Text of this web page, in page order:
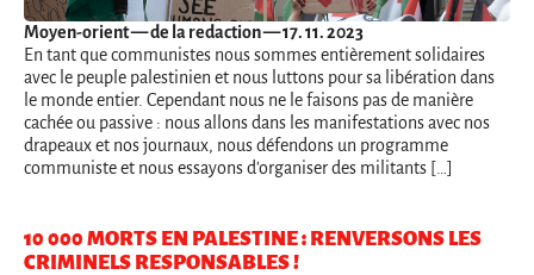
Moyen-orient— de la redaction — 17. 11. 2023
En tant que communistes nous sommes entièrement solidaires
avec le peuple palestinien et nous luttons pour sa libération dans
le monde entier. Cependant nous ne le faisons pas de manière
cachée ou passive : nous allons dans les manifestations avec nos
drapeaux et nos journaux, nous défendons un programme
communiste et nous essayons d'organiser des militants […]
10 000 MORTS EN PALESTINE : RENVERSONS LES
CRIMINELS RESPONSABLES !